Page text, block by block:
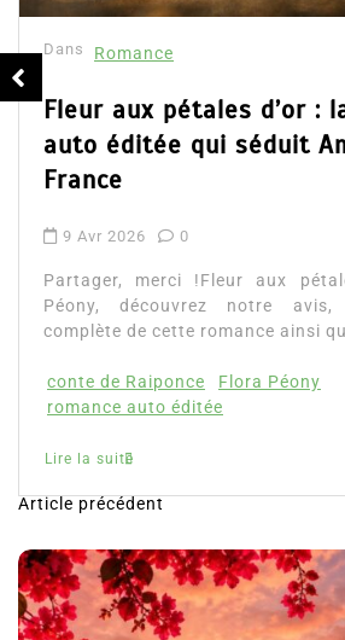
Dans Romance
Fleur aux pétales d’or :
auto éditée qui séduit
France
9 Avr 2026 0
Partager, merci !Fleur aux
Péony, découvrez notre
complète de cette romance ainsi
conte de Raiponce
Flora Péony
romance auto éditée
Lire la suite
N
a
v
i
Article précédent